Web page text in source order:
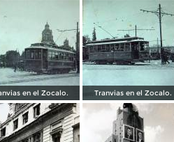
en el Zocalo. Tranvias en el Zocalo.